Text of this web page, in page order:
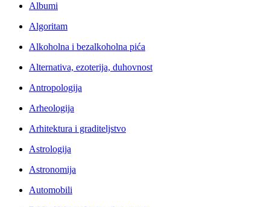
Albumi
Algoritam
Alkoholna i bezalkoholna pića
Alternativa, ezoterija, duhovnost
Antropologija
Arheologija
Arhitektura i graditeljstvo
Astrologija
Astronomija
Automobili